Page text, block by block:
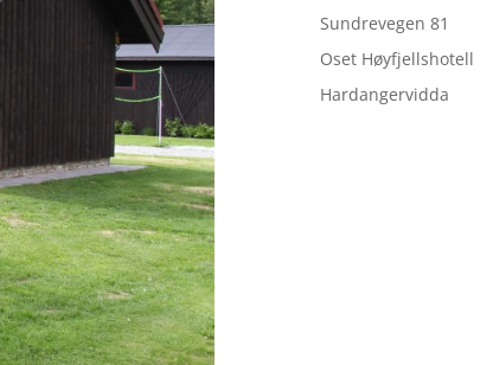
Sundrevegen 81
Oset Høyfjellshotell
Hardangervidda